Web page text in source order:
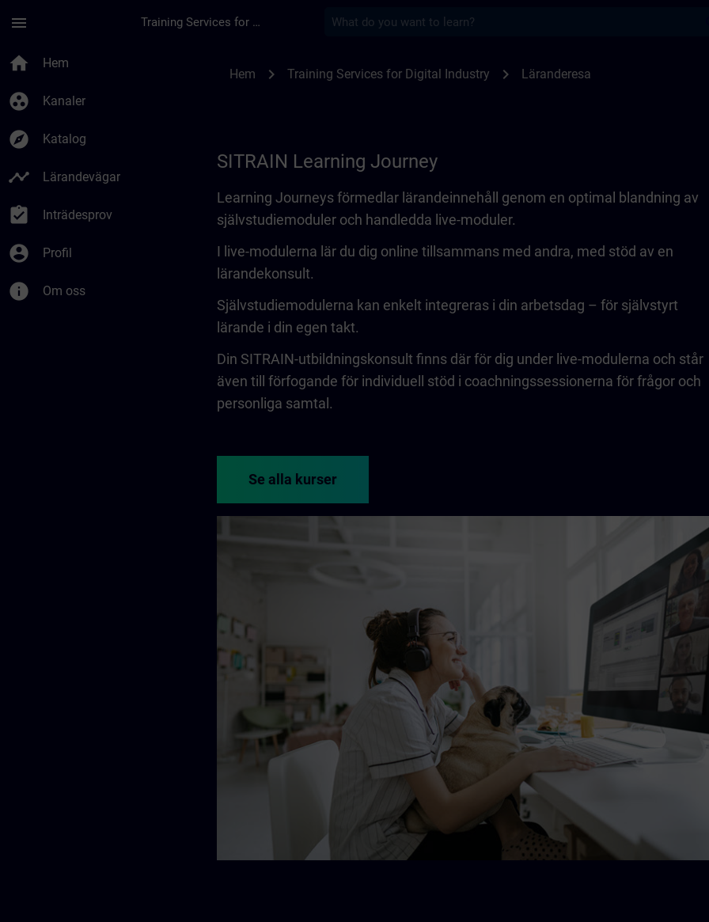
menu Training Services for Digital Industries
home Hem
group_work Kanaler
explore Katalog
timeline Lärandevägar
assignment_turned_in Inträdesprov
account_circle Profil
info Om oss
Hem chevron_right Training Services for Digital Industry chevron_right Läranderesa
SITRAIN Learning Journey
Learning Journeys förmedlar lärandeinnehåll genom en optimal blandning av
självstudiemoduler och handledda live-moduler.
I live-modulerna lär du dig online tillsammans med andra, med stöd av en
lärandekonsult.
Självstudiemodulerna kan enkelt integreras i din arbetsdag – för självstyrt
lärande i din egen takt.
Din SITRAIN-utbildningskonsult finns där för dig under live-modulerna och står
även till förfogande för individuell stöd i coachningssessionerna för frågor och
personliga samtal.
Se alla kurser